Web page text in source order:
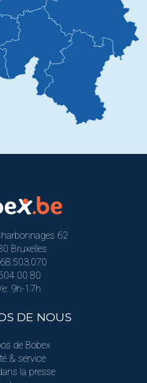
62
Bruxelles
00 80
9h-17h
DE NOUS
de Bobex
& service
la presse